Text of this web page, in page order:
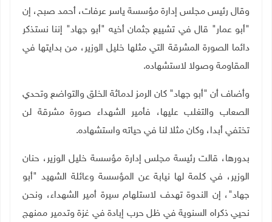
وقال رئيس مجلس إدارة مؤسسة ياسر عرفات، أحمد صبح، إن
"أبو عمار" قال في تشييع جثمان أخيه "أبو جهاد" إننا نستذكر
دائما الصورة المشرقة التي مثلها خليل الوزير، من بدايتها في
المقاومة وصولا لاستشهاده.
وأضاف أن "أبو جهاد" كان الرمز لدماثة الخلق والتواضع وتحدي
الصعاب والتغلب عليها، فأمير الشهداء صورة مشرقة لن
تختفي أبدا، وكان مثلا لنا في حياته واستشهاده.
بدورها، قالت رئيسة مجلس إدارة مؤسسة خليل الوزير، حنان
الوزير، في كلمة لها نيابة عن المؤسسة وعائلة الشهيد "أبو
جهاد"، إن الندوة تهدف لاستلهام سيرة أمير الشهداء، ونحن
نحيي ذكراه السنوية في ظل حرب إبادة في غزة وتدمير ممنهج